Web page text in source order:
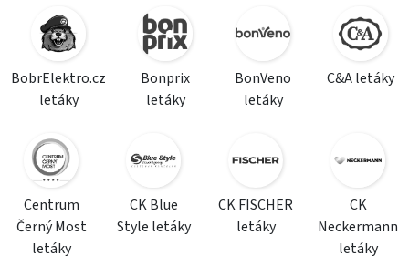
BobrElektro.cz
letáky
Bonprix
letáky
BonVeno
letáky
C&A letáky
Centrum
Černý Most
letáky
CK Blue
Style letáky
CK FISCHER
letáky
CK
Neckermann
letáky